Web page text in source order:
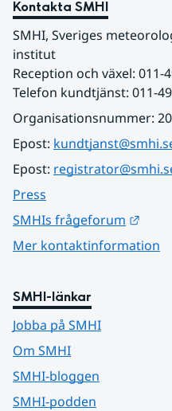
Kontakta SMHI
SMHI, Sveriges
institut
Reception och växel: 011-
Telefon kundtjänst: 011-
Organisationsnummer:
Epost:
Epost:
Press
SMHIs frågeforum
Mer kontaktinformation
SMHI-länkar
Jobba på SMHI
Om SMHI
SMHI-bloggen
SMHI-podden